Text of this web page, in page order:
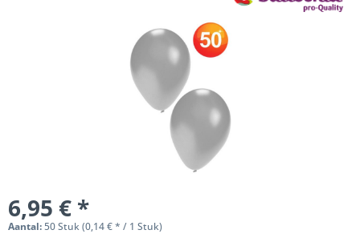
6,95 € *
Aantal:50 Stuk (0,14 € * / 1 Stuk)